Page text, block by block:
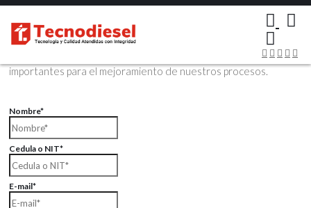
Contáctenos Vía Email
Envíenos sus datos con sus comentarios, sus opiniones son muy
importantes para el mejoramiento de nuestros procesos.
Nombre*
Cedula o NIT*
E-mail*